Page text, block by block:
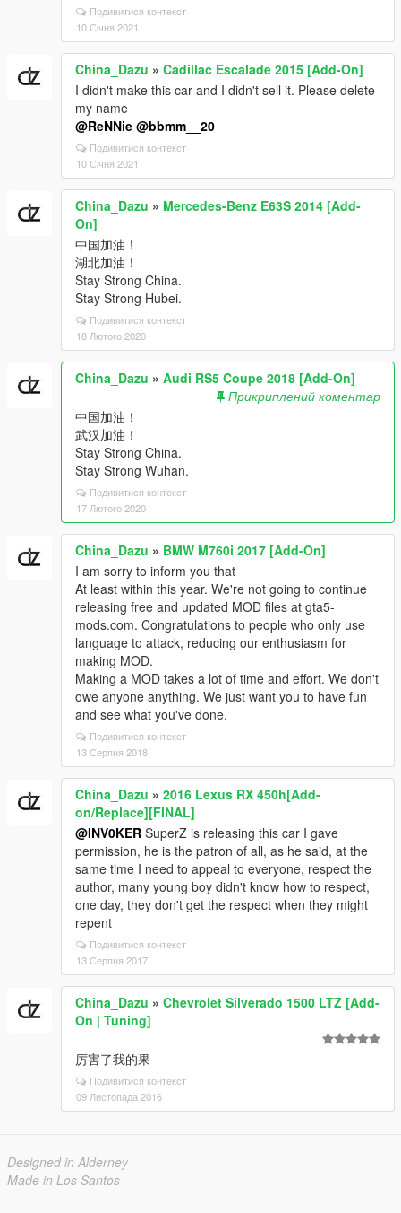
Подивитися контекст
10 Січня 2021
China_Dazu » Cadillac Escalade 2015 [Add-On]
I didn't make this car and I didn't sell it. Please delete
my name
@ReNNie @bbmm__20
Подивитися контекст
10 Січня 2021
China_Dazu » Mercedes-Benz E63S 2014 [Add-
On]
中国加油！
湖北加油！
Stay Strong China.
Stay Strong Hubei.
Подивитися контекст
18 Лютого 2020
China_Dazu » Audi RS5 Coupe 2018 [Add-On]
Прикриплений коментар
中国加油！
武汉加油！
Stay Strong China.
Stay Strong Wuhan.
Подивитися контекст
17 Лютого 2020
China_Dazu » BMW M760i 2017 [Add-On]
I am sorry to inform you that
At least within this year. We're not going to continue
releasing free and updated MOD files at gta5-
mods.com. Congratulations to people who only use
language to attack, reducing our enthusiasm for
making MOD.
Making a MOD takes a lot of time and effort. We don't
owe anyone anything. We just want you to have fun
and see what you've done.
Подивитися контекст
13 Серпня 2018
China_Dazu » 2016 Lexus RX 450h[Add-
on/Replace][FINAL]
@INV0KER SuperZ is releasing this car I gave
permission, he is the patron of all, as he said, at the
same time I need to appeal to everyone, respect the
author, many young boy didn't know how to respect,
one day, they don't get the respect when they might
repent
Подивитися контекст
13 Серпня 2017
China_Dazu » Chevrolet Silverado 1500 LTZ [Add-
On | Tuning]
厉害了我的果
Подивитися контекст
09 Листопада 2016
Designed in Alderney
Made in Los Santos